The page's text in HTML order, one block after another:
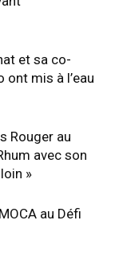
et sa co-
ont mis à l’eau
Rouger au
avec son
»
au Défi